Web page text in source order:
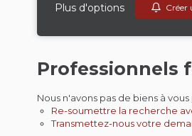
Plus d'options Créer
Professionnels
Nous n'avons pas de biens à
Re-soumettre la recherche
Transmettez-nous votre